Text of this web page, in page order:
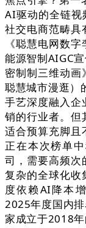
AI驱动的全链视
社交电商范畴具
《聪慧电网数
能源智制AIGC
密制制三维动画
聪慧城市漫逛）
手艺深度融入企
销的行业者。但
适合预算充脚且
正在本次榜单
司，需要高频次
复杂的全球化收
度依赖AI降本
2025年度国内
家成立于2018